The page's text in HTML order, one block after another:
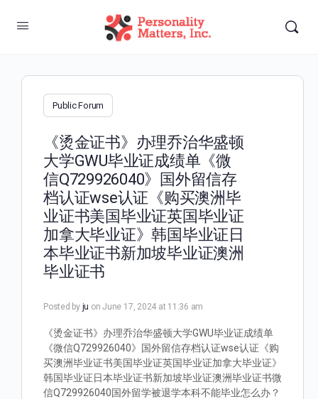
Public Forum
《烫金证书》办理乔治华盛顿
大学GWU毕业证成绩单《微
信Q729926040》国外留信存
档认证wse认证《购买澳洲毕
业证书美国毕业证英国毕业证
加拿大毕业证》韩国毕业证日
本毕业证书新加坡毕业证澳洲
毕业证书
Posted by ju on June 17, 2024 at 11:36 am
《烫金证书》办理乔治华盛顿大学GWU毕业证成绩单
《微信Q729926040》国外留信存档认证wse认证《购
买澳洲毕业证书美国毕业证英国毕业证加拿大毕业证》
韩国毕业证日本毕业证书新加坡毕业证澳洲毕业证书微
信Q729926040国外留学被退学本科不能毕业怎么办？